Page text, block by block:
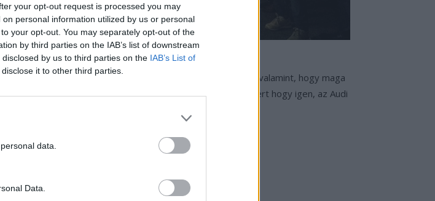
your opt-out request is processed you may
personal information utilized by us or personal
your opt-out. You may separately opt-out of the
by third parties on the IAB’s list of downstream
by us to third parties on the IAB’s List of
it to other third parties.
data.
Data.
az autót a belsőégésű motor és a kipufogó nélkül, valamint, hogy maga
száméra, hogy részt vehetett a kihívó tervezésében. Mert hogy igen, az Audi